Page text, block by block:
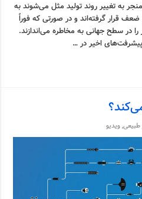
به تغییر روند تولید مثل می‌شوند به
قرار گرفته‌اند و در صورتی که فوراً
را در سطح جهانی به مخاطره می‌اندازند.
اخیر در …
طبیعی,ویدیو